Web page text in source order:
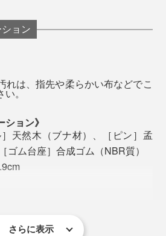
」
合も同様です。
あごの下など、触れられるのを好
い。
子は、金属ブラシの刺激が強すぎ
ったり、長時間押さえつけられた
ていることが多いんです。
は、ブラッシングが大好きになり
が信念の津村社長。全国から送ら
を、80歳を超えた今もひとりでこ
きです。
の性質もあって、警戒心が高め
でに時間が必要でした。
ョン
れは、指先や柔らかい布などでこ
い。
ション》
天然木（ブナ材）、［ピン］孟
ゴム台座］合成ゴム（NBR質）
飲み込んだりしないように、置き場所にはご
さらに表示